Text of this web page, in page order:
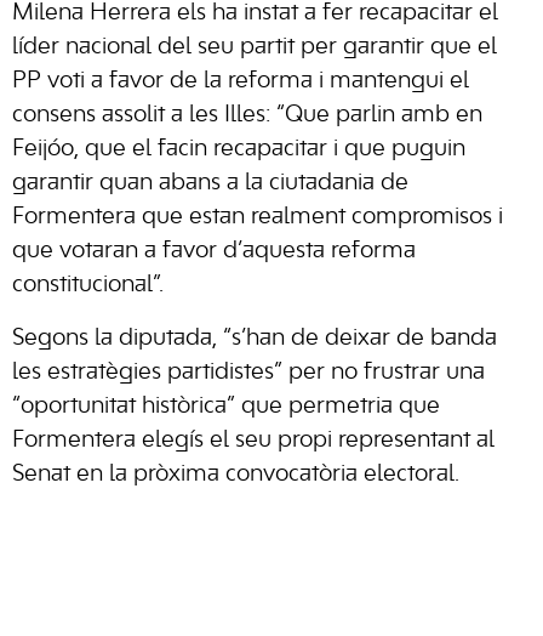
Milena Herrera els ha instat a fer recapacitar el
líder nacional del seu partit per garantir que el
PP voti a favor de la reforma i mantengui el
consens assolit a les Illes: “Que parlin amb en
Feijóo, que el facin recapacitar i que puguin
garantir quan abans a la ciutadania de
Formentera que estan realment compromisos i
que votaran a favor d’aquesta reforma
constitucional”.
Segons la diputada, “s’han de deixar de banda
les estratègies partidistes” per no frustrar una
“oportunitat històrica” que permetria que
Formentera elegís el seu propi representant al
Senat en la pròxima convocatòria electoral.